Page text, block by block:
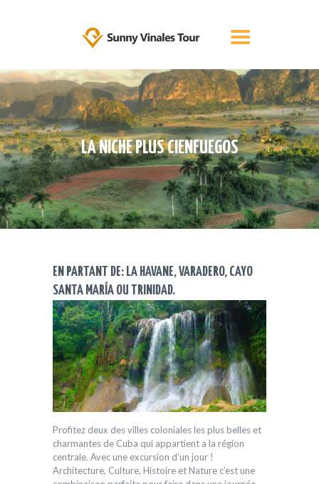
LA NICHE PLUS CIENFUEGOS
Sunny Vinales Tour
ACCUEIL
TRANSFERT EN TAXI À CUBA!
OFFRE
RÉSERVATION
À PROPOS DE NOUS
BLOG
CUBA TOUT SEUL – VOYAGE
INDIVIDUEL
FRANÇAIS
EN PARTANT DE: LA HAVANE, VARADERO, CAYO
SANTA MARÍA OU TRINIDAD.
Profitez deux des villes coloniales les plus belles et
charmantes de Cuba qui appartient a la région
centrale. Avec une excursion d’un jour !
Architecture, Culture, Histoire et Nature c’est une